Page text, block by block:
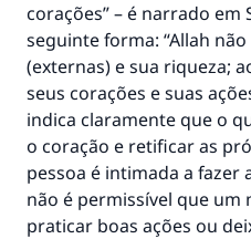
corações” – é narrado em
seguinte forma: “Allah
(externas) e sua riqueza;
seus corações e suas
indica claramente que o
o coração e retificar as
pessoa é intimada a fazer
não é permissível que um
praticar boas ações ou